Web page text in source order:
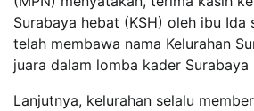
Surabaya hebat (KSH) oleh ibu Ida
telah membawa nama Kelurahan
juara dalam lomba kader
Lanjutnya, kelurahan selalu